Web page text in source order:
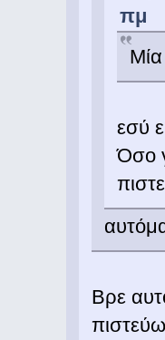
πμ
Μία
εσύ
Όσο
Βρε